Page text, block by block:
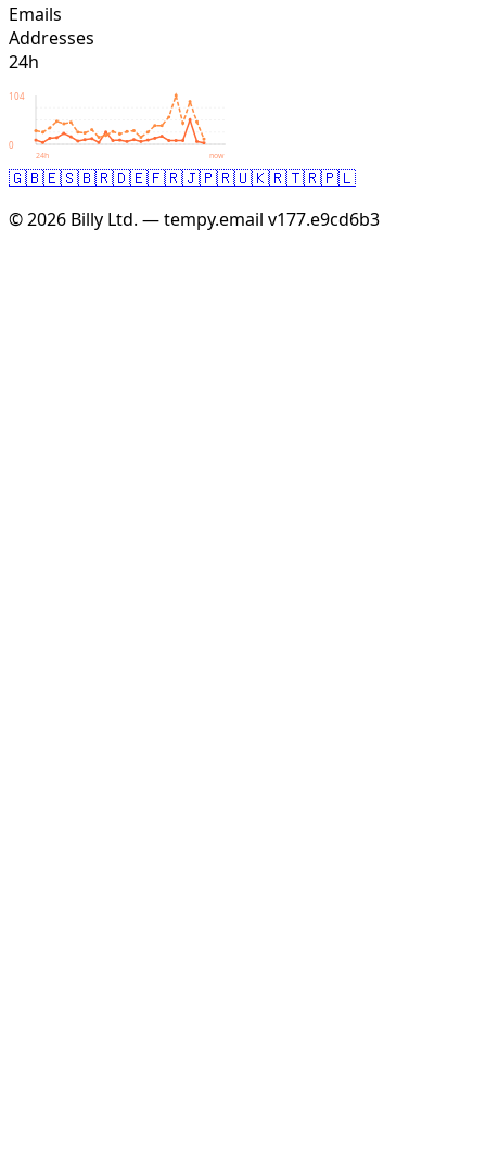
Emails
Addresses
24h
104
0
24h now
🇬🇧🇪🇸🇧🇷🇩🇪🇫🇷🇯🇵🇷🇺🇰🇷🇹🇷🇵🇱
© 2026 Billy Ltd. — tempy.email v177.e9cd6b3